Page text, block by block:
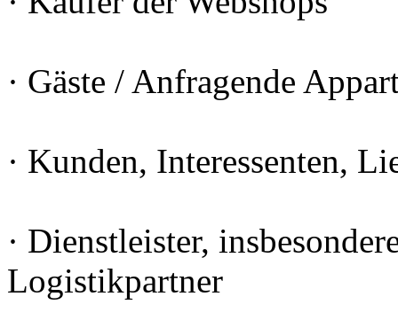
· Gäste / Anfragende
· Kunden, Interessenten,
· Dienstleister,
Logistikpartner